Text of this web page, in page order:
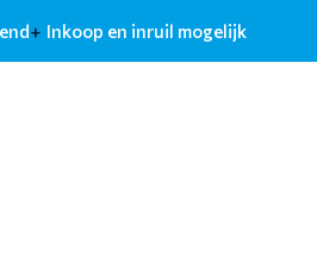
Inkoop en inruil mogelijk